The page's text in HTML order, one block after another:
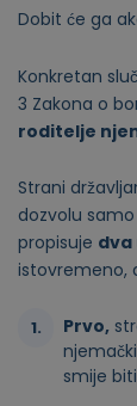
Dobit će ga
Konkretan
3 Zakona o
roditelje
Strani
dozvolu
propisuje dva
istovremeno,
Prvo,
smije